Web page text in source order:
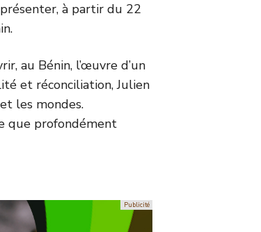
à partir du 22
au Bénin, l’œuvre d’un
et réconciliation, Julien
les mondes.
que profondément